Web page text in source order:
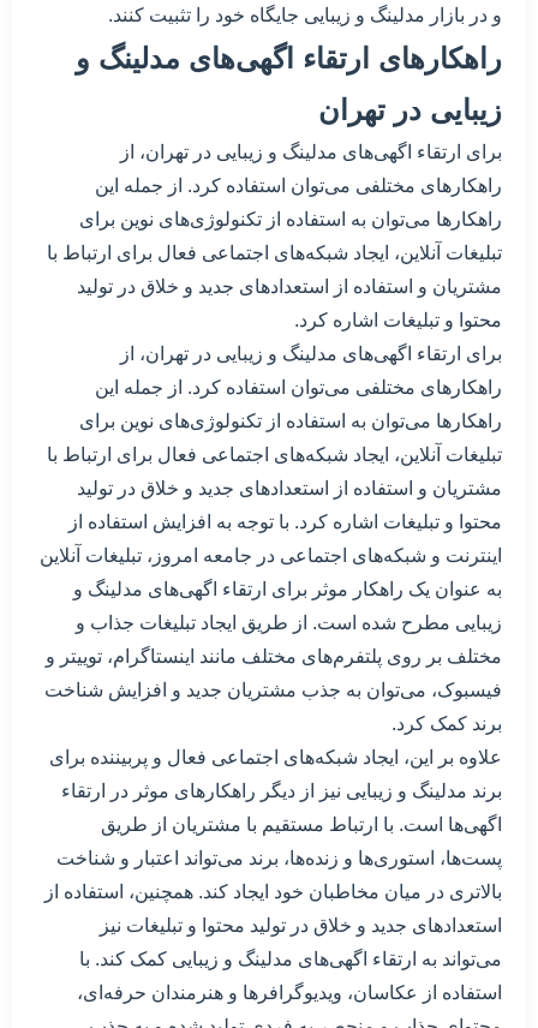
و در بازار مدلینگ و زیبایی جایگاه خود را تثبیت کنند.
راهکارهای ارتقاء اگهی‌های مدلینگ و
زیبایی در تهران
برای ارتقاء اگهی‌های مدلینگ و زیبایی در تهران، از
راهکارهای مختلفی می‌توان استفاده کرد. از جمله این
راهکارها می‌توان به استفاده از تکنولوژی‌های نوین برای
تبلیغات آنلاین، ایجاد شبکه‌های اجتماعی فعال برای ارتباط با
مشتریان و استفاده از استعدادهای جدید و خلاق در تولید
محتوا و تبلیغات اشاره کرد.
برای ارتقاء اگهی‌های مدلینگ و زیبایی در تهران، از
راهکارهای مختلفی می‌توان استفاده کرد. از جمله این
راهکارها می‌توان به استفاده از تکنولوژی‌های نوین برای
تبلیغات آنلاین، ایجاد شبکه‌های اجتماعی فعال برای ارتباط با
مشتریان و استفاده از استعدادهای جدید و خلاق در تولید
محتوا و تبلیغات اشاره کرد. با توجه به افزایش استفاده از
اینترنت و شبکه‌های اجتماعی در جامعه امروز، تبلیغات آنلاین
به عنوان یک راهکار موثر برای ارتقاء اگهی‌های مدلینگ و
زیبایی مطرح شده است. از طریق ایجاد تبلیغات جذاب و
مختلف بر روی پلتفرم‌های مختلف مانند اینستاگرام، توییتر و
فیسبوک، می‌توان به جذب مشتریان جدید و افزایش شناخت
برند کمک کرد.
علاوه بر این، ایجاد شبکه‌های اجتماعی فعال و پربیننده برای
برند مدلینگ و زیبایی نیز از دیگر راهکارهای موثر در ارتقاء
اگهی‌ها است. با ارتباط مستقیم با مشتریان از طریق
پست‌ها، استوری‌ها و زنده‌ها، برند می‌تواند اعتبار و شناخت
بالاتری در میان مخاطبان خود ایجاد کند. همچنین، استفاده از
استعدادهای جدید و خلاق در تولید محتوا و تبلیغات نیز
می‌تواند به ارتقاء اگهی‌های مدلینگ و زیبایی کمک کند. با
استفاده از عکاسان، ویدیوگرافرها و هنرمندان حرفه‌ای،